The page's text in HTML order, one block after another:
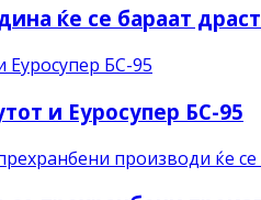
ќе се бараат
и Еуросупер БС-95